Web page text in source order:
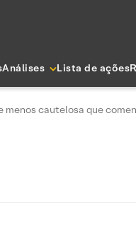
Análises Lista de ações
menos cautelosa que